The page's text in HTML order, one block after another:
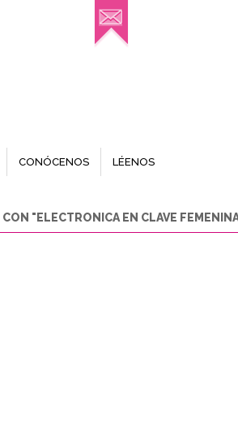
CONÓCENOS LÉENOS
"ELECTRONICA EN CLAVE